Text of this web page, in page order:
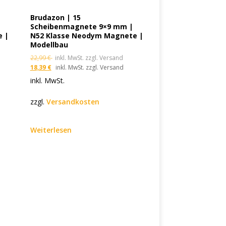
|
Brudazon | 15
Scheibenmagnete 9×9 mm |
N52 Klasse Neodym Magnete |
Modellbau
22,99€ inkl. MwSt. zzgl. Versand
18,39 € inkl. MwSt. zzgl. Versand
inkl. MwSt.
zzgl. Versandkosten
Weiterlesen